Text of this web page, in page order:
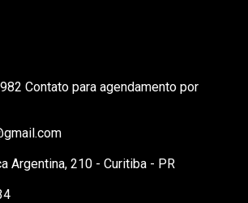
Contato para agendamento por
Argentina, 210 - Curitiba - PR